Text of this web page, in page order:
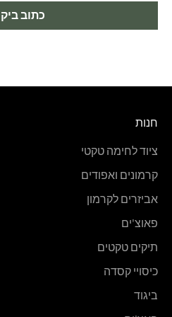
כתוב
חנות
ציוד לחימה טקטי
קרמונים ואפודים
אביזרים לקרמון
פאוצ'ים
תיקים טקטים
כיסויי קסדה
ביגוד